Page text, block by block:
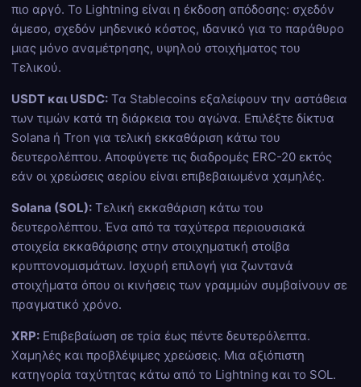
πιο αργό. Το Lightning είναι η έκδοση απόδοσης: σχεδόν
άμεσο, σχεδόν μηδενικό κόστος, ιδανικό για το παράθυρο
μιας μόνο αναμέτρησης, υψηλού στοιχήματος του
Τελικού.
USDT και USDC: Τα Stablecoins εξαλείφουν την αστάθεια
των τιμών κατά τη διάρκεια του αγώνα. Επιλέξτε δίκτυα
Solana ή Tron για τελική εκκαθάριση κάτω του
δευτερολέπτου. Αποφύγετε τις διαδρομές ERC-20 εκτός
εάν οι χρεώσεις αερίου είναι επιβεβαιωμένα χαμηλές.
Solana (SOL): Τελική εκκαθάριση κάτω του
δευτερολέπτου. Ένα από τα ταχύτερα περιουσιακά
στοιχεία εκκαθάρισης στην στοιχηματική στοίβα
κρυπτονομισμάτων. Ισχυρή επιλογή για ζωντανά
στοιχήματα όπου οι κινήσεις των γραμμών συμβαίνουν σε
πραγματικό χρόνο.
XRP: Επιβεβαίωση σε τρία έως πέντε δευτερόλεπτα.
Χαμηλές και προβλέψιμες χρεώσεις. Μια αξιόπιστη
κατηγορία ταχύτητας κάτω από το Lightning και το SOL.